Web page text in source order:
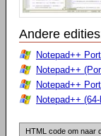
Andere
Notepad++
Notepad++
Notepad++
Notepad++
HTML code om naar